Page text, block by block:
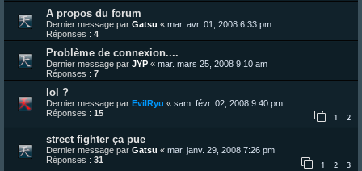
A propos du forum
Dernier message par Gatsu « mar. avr. 01, 2008 6:33 pm
Réponses : 4
Problème de connexion....
Dernier message par JYP « mar. mars 25, 2008 9:10 am
Réponses : 7
lol ?
Dernier message par EvilRyu « sam. févr. 02, 2008 9:40 pm
Réponses : 15 1 2
street fighter ça pue
Dernier message par Gatsu « mar. janv. 29, 2008 7:26 pm
Réponses : 31 1 2 3